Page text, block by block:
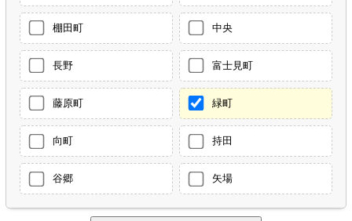
棚田町 中央
長野 富士見町
藤原町 緑町
向町 持田
谷郷 矢場